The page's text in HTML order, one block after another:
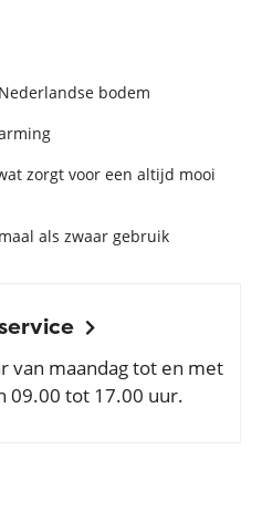
bodem
zorgt voor een altijd mooi
als zwaar gebruik
van maandag tot en met
09.00 tot 17.00 uur.